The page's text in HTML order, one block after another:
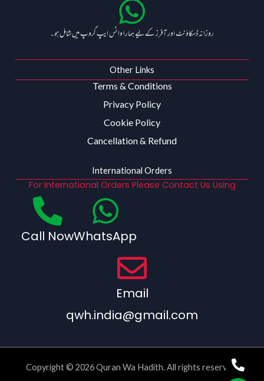
روزانہ ڈسکاؤنٹ اور آفرز کے لیے ہمارا واٹس ایپ گروپ میں شامل ہو۔
Other Links
Terms & Conditions
Privacy Policy
Cookie Policy
Cancellation & Refund
International Orders
For International Orders Please Contact Us Using
Call NowWhatsApp
Email
qwh.india@gmail.com
Copyright © 2026 Quran Wa Hadith. All rights reserved.